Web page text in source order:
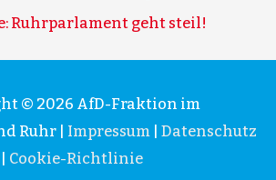
Ruhrparlament geht steil!
© 2026 AfD-Fraktion im
Ruhr
Impressum
Datenschutz
Cookie-Richtlinie